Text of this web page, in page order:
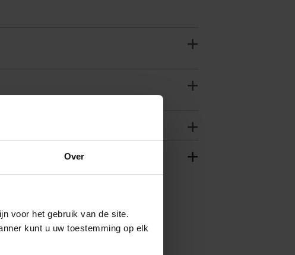
Over
voor het gebruik van de site.
kunt u uw toestemming op elk